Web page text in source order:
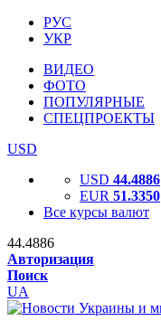
РУС
УКР
ВИДЕО
ФОТО
ПОПУЛЯРНЫЕ
СПЕЦПРОЕКТЫ
USD
USD 44.4886
EUR 51.3350
Все курсы валют
44.4886
Авторизация
Поиск
UA